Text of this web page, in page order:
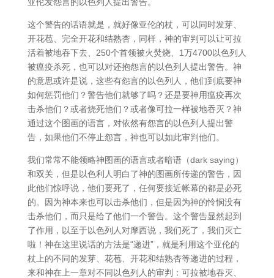
这个警告的话语就是，就好像亚伦的杖，可以同时发芽、
开花苞、完全开花和结熟杏，同样，神的审判可以让可拉
活着被地吞下去、250个首领被火焚烧、1万4700以色列人
被瘟疫杀死，也可以对还抱怨言的以色列人提出警告。神
的意思或许是说，这些有怨言的以色列人，他们到底要神
如何惩罚他们？警告他们就够了吗？还是要神用瘟疫再次
击杀他们？或者烧死他们？或者像可拉一样被地吞灭？神
通过这个图画的语言，对依然有怨言的以色列人提出警
告，如果他们不停止怨言，神也可以如此审判他们。
我们常常不能领略神图画的语言或者暗语（dark saying）
和双关，但是以色利人明白了神的图画所传递的警告，因
此他们惊呼说，他们要死了，任何要接近帐幕的都是必死
的。因为神本来也可以击杀他们，但是因为神的怜悯没有
击杀他们，而只是给了他们一个警告。这个警告显然起到
了作用，以至于以色列人对摩西说，我们死了，我们灭亡
啦！神在这里说话的方法是“递进”，就是利用这个亚伦的
杖上的不同的发芽、花苞、开花和结熟杏等递进的过程，
来和神在上一章对不同以色列人的审判：可拉被地吞灭、